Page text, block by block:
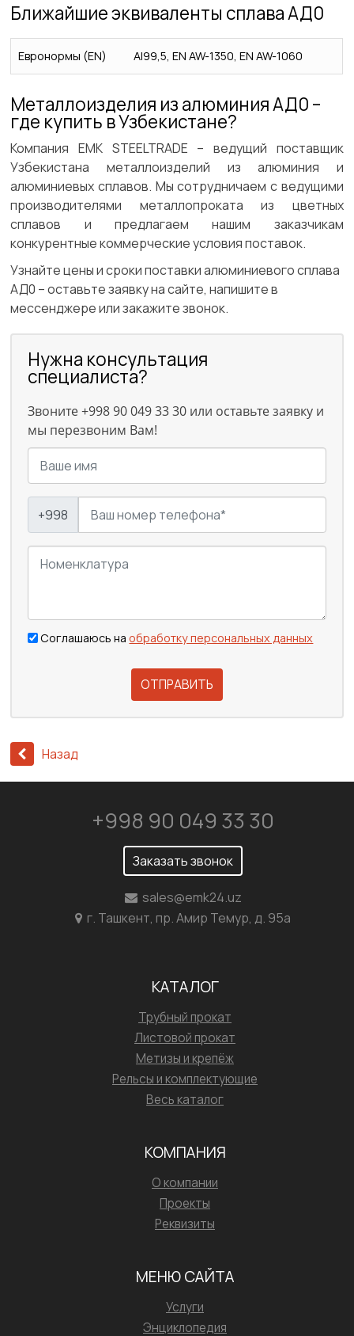
Ближайшие эквиваленты сплава АД0
Евронормы (EN) Al99,5, EN AW-1350, EN AW-1060
Металлоизделия из алюминия АД0 –
где купить в Узбекистане?
Компания EMK STEELTRADE – ведущий поставщик
Узбекистана металлоизделий из алюминия и
алюминиевых сплавов. Мы сотрудничаем с ведущими
производителями металлопроката из цветных
сплавов и предлагаем нашим заказчикам
конкурентные коммерческие условия поставок.
Узнайте цены и сроки поставки алюминиевого сплава
АД0 – оставьте заявку на сайте, напишите в
мессенджере или закажите звонок.
Нужна консультация
специалиста?
Звоните +998 90 049 33 30 или оставьте заявку и
мы перезвоним Вам!
+998
Соглашаюсь наобработку персональных данных
ОТПРАВИТЬ
Назад
+998 90 049 33 30
Заказать звонок
sales@emk24.uz
г. Ташкент, пр. Амир Темур, д. 95а
КАТАЛОГ
Трубный прокат
Листовой прокат
Метизы и крепёж
Рельсы и комплектующие
Весь каталог
КОМПАНИЯ
О компании
Проекты
Реквизиты
МЕНЮ САЙТА
Услуги
Энциклопедия